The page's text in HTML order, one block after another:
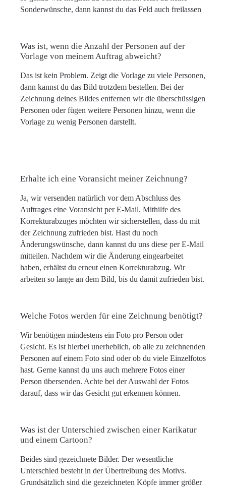
Sonderwünsche, dann kannst du das Feld auch freilassen
Was ist, wenn die Anzahl der Personen auf der
Vorlage von meinem Auftrag abweicht?
Das ist kein Problem. Zeigt die Vorlage zu viele Personen,
dann kannst du das Bild trotzdem bestellen. Bei der
Zeichnung deines Bildes entfernen wir die überschüssigen
Personen oder fügen weitere Personen hinzu, wenn die
Vorlage zu wenig Personen darstellt.
Erhalte ich eine Voransicht meiner Zeichnung?
Ja, wir versenden natürlich vor dem Abschluss des
Auftrages eine Voransicht per E-Mail. Mithilfe des
Korrekturabzuges möchten wir sicherstellen, dass du mit
der Zeichnung zufrieden bist. Hast du noch
Änderungswünsche, dann kannst du uns diese per E-Mail
mitteilen. Nachdem wir die Änderung eingearbeitet
haben, erhältst du erneut einen Korrekturabzug. Wir
arbeiten so lange an dem Bild, bis du damit zufrieden bist.
Welche Fotos werden für eine Zeichnung benötigt?
Wir benötigen mindestens ein Foto pro Person oder
Gesicht. Es ist hierbei unerheblich, ob alle zu zeichnenden
Personen auf einem Foto sind oder ob du viele Einzelfotos
hast. Gerne kannst du uns auch mehrere Fotos einer
Person übersenden. Achte bei der Auswahl der Fotos
darauf, dass wir das Gesicht gut erkennen können.
Was ist der Unterschied zwischen einer Karikatur
und einem Cartoon?
Beides sind gezeichnete Bilder. Der wesentliche
Unterschied besteht in der Übertreibung des Motivs.
Grundsätzlich sind die gezeichneten Köpfe immer größer